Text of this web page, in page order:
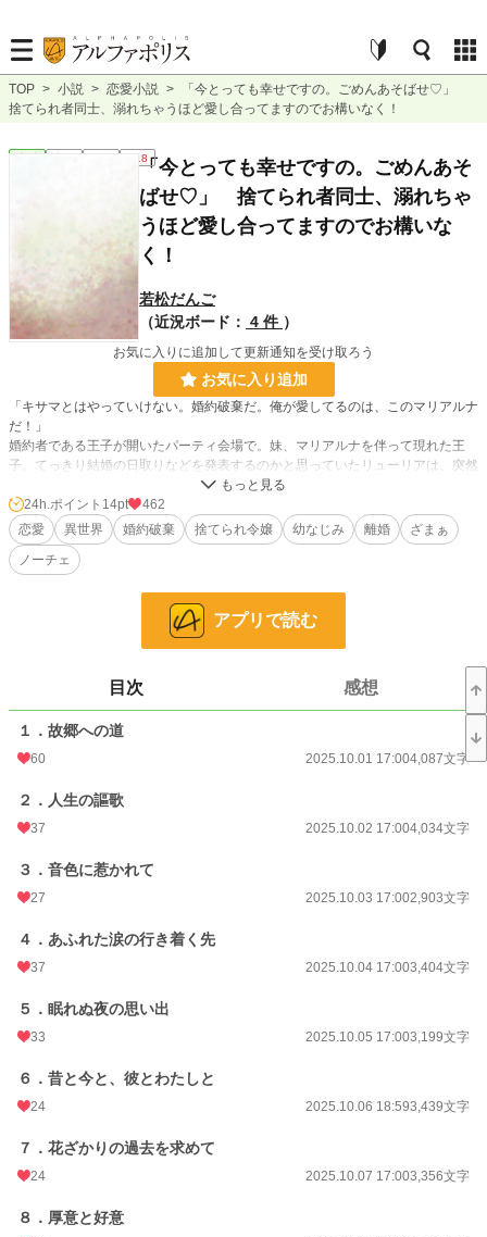
TOP > 小説 > 恋愛小説 >
「今とっても幸せですの。ごめんあそばせ♡」
捨てられ者同士、溺れちゃうほど愛し合ってますのでお構いなく！
R18「今とっても幸せですの。ごめんあそ
ばせ♡」 捨てられ者同士、溺れちゃ
うほど愛し合ってますのでお構いな
く！
若松だんご
（近況ボード： 4 件 ）
お気に入りに追加して更新通知を受け取ろう
お気に入り追加
「キサマとはやっていけない。婚約破棄だ。俺が愛してるのは、このマリアルナ
だ！」
婚約者である王子が開いたパーティ会場で。妹、マリアルナを伴って現れた王
子。てっきり結婚の日取りなどを発表するのかと思っていたリューリアは、突然
の婚約破棄、妹への婚約変更に驚き戸惑う。
「姉から妹への婚約変更。外聞も悪い。お前も噂に晒されて辛かろう。修道院で
余生を過ごせ」
リューリアを慰めたり、憤慨することもない父。マリアルナが王子妃になること
を手放しで喜んだ母。
四つ違いの妹。母によく似たかわいらしい妹が生まれ、母は姉であ、リューリア
していた祖母の元に預けられて育った。
両親から離れたことは寂しかったけれど、祖母は大切にしてくれたし、祖母の家
のお隣、幼なじみのシオンと仲良く遊んで、それなりに楽しい幼少期だったのだ
けど。
「第二王子と結婚せよ」
ンとも別れ、未来の王子妃として厳しい教育を受けることになった。
代わって政務をこなしていた。王子が遊び呆けていても、「男の人はそういうも
そして、20歳のこの日。またも周囲の都合によって振り回され、周囲の都合に
よって未来まで決定されてしまった。
腹が立つけれど、どうしたらいいのかわからずに、従う道しか選べなかったリュ
せめて。せめて修道女として生きるなら、故郷で生きたい。
じみのシオンに再会する。
シオンは、結婚していたけれど、奥さんが「真実の愛を見つけた」とかで、行方
真実の愛って、そんなゴロゴロ転がってるものなのかしら。そして、誰かを不幸
というか。真実もニセモノも、愛に真贋なんてあるのかしら。
いっしょにいて、いっしょに楽しんで。昔を思い出して。
傷を舐めあってるんじゃない。今を楽しみ、愛を、想いを育んでいるの。だっ
の。
だから。
24h.ポイント 14pt
462
恋愛
異世界 婚約破棄 捨てられ令嬢 幼なじみ 離婚
ざまぁ
ノーチェ
アプリで読む
目次 感想
１．故郷への道
60 2025.10.01 17:004,087文字
２．人生の謳歌
37 2025.10.02 17:004,034文字
３．音色に惹かれて
27 2025.10.03 17:002,903文字
４．あふれた涙の行き着く先
37 2025.10.04 17:003,404文字
５．眠れぬ夜の思い出
33 2025.10.05 17:003,199文字
６．昔と今と、彼とわたしと
24 2025.10.06 18:593,439文字
７．花ざかりの過去を求めて
24 2025.10.07 17:003,356文字
８．厚意と好意